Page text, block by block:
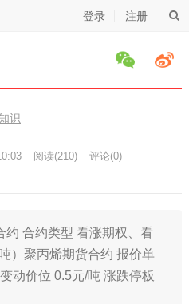
登录 注册
识
阅读(210) 评论(0)
约 合约类型 看涨期权、看
）聚丙烯期货合约 报价单
动价位 0.5元/吨 涨跌停板